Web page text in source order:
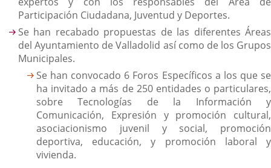
Participación Ciudadana, Juventud y Deportes.
Se han recabado propuestas de las diferentes Áreas
del Ayuntamiento de Valladolid así como de los Grupos
Municipales.
Se han convocado 6 Foros Específicos a los que se
ha invitado a más de 250 entidades o particulares,
sobre Tecnologías de la Información y
Comunicación, Expresión y promoción cultural,
asociacionismo juvenil y social, promoción
deportiva, educación, y promoción laboral y
vivienda.